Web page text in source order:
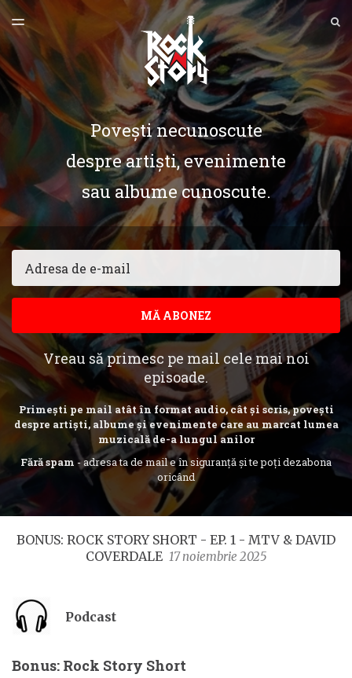
ULTIMA EDIȚIE
ARHIVE
TOGGLE
MENU
Povești necunoscute
despre artiști, evenimente
sau albume cunoscute.
MĂ ABONEZ
Vreau să primesc pe mail cele mai noi
episoade.
Primești pe mail atât în format audio, cât și scris, povești
despre artiști, albume și evenimente care au marcat lumea
muzicală de-a lungul anilor
Fără spam - adresa ta de mail e în siguranță și te poți dezabona
oricând
BONUS: ROCK STORY SHORT - EP. 1 - MTV & DAVID
COVERDALE 17 noiembrie 2025
Podcast
Bonus: Rock Story Short